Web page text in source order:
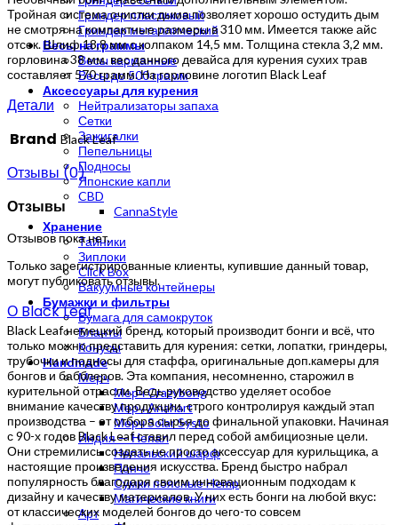
Гриндер пластиковый
Гриндер металлический
Весы на граммы
Весы карманные
Весы до 500 грамм
Аксессуары для курения
Нейтрализаторы запаха
Сетки
Зажигалки
Пепельницы
Подносы
Японские капли
CBD
CannaStyle
Хранение
Тайники
Зиплоки
Click Box
Вакуумные контейнеры
Бумажки и фильтры
Бумага для самокруток
Бланты
Конусы
Handmade
Мерч
Мерч Crazybong
Мерч Anahart
Мерч Solar Systo
Индия — Непал
Непальский шарф
Пончо
Сумки поясные Hemp
Магические книги
Арт
Тройная система очистки дыма позволяет хорошо остудить дым
не смотря на компактные размеры в 310 мм. Имеется также айс
отсек. Шлиф 18,8 мм с колпаком 14,5 мм. Толщина стекла 3,2 мм.
горловина 38 мм. вес данного девайса для курения сухих трав
составляет 570 грамм. На горловине логотип Black Leaf
Детали
Brand Black Leaf
Отзывы (0)
Отзывы
Отзывов пока нет.
Только зарегистрированные клиенты, купившие данный товар,
могут публиковать отзывы.
О Black Leaf
Black Leaf немецкий бренд, который производит бонги и всё, что
только можно представить для курения: сетки, лопатки, гриндеры,
трубочки и подносы для стаффа, оригинальные доп.камеры для
бонгов и бабблеров. Эта компания, несомненно, старожил в
курительной отрасли. Ведь руководство уделяет особое
внимание качеству продукции, строго контролируя каждый этап
производства – от отбора сырья до финальной упаковки. Начиная
с 90-х годов Black Leaf ставил перед собой амбициозные цели.
Они стремились создать не просто аксессуар для курильщика, а
настоящие произведения искусства. Бренд быстро набрал
популярность благодаря своим инновационным подходам к
дизайну и качеству материалов. У них есть бонги на любой вкус:
от классических моделей бонгов до чего-то совсем